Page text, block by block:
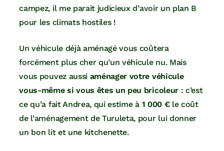
campez, il me parait judicieux d’avoir un plan B
pour les climats hostiles !
Un véhicule déjà aménagé vous coûtera
forcément plus cher qu’un véhicule nu. Mais
vous pouvez aussi aménager votre véhicule
vous-même si vous êtes un peu bricoleur: c’est
ce qu’a fait Andrea, qui estime à 1 000 €le coût
de l’aménagement de Turuleta, pour lui donner
un bon lit et une kitchenette.